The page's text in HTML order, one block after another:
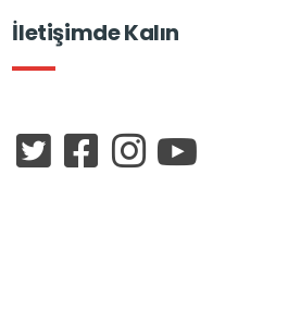
İletişimde Kalın